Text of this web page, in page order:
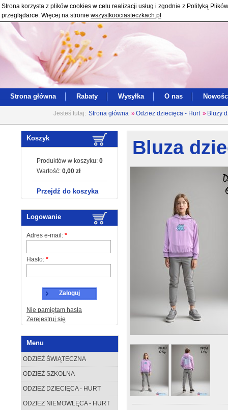
Strona korzysta z plików cookies w celu realizacji usług i zgodnie z Polityką
przeglądarce. Więcej na stronie wszystkoociasteczkach.pl
Strona główna Rabaty Wysyłka O nas
Jesteś tutaj: Strona główna »Odzież dziecięca - Hurt » Bluzy
Koszyk
Produktów w koszyku: 0
Wartość: 0,00 zł
Przejdź do koszyka
Logowanie
Adres e-mail: *
Hasło: *
Zaloguj
Nie pamiętam hasła
Zerejestruj się
Menu
ODZIEŻ ŚWIĄTECZNA
ODZIEŻ SZKOLNA
ODZIEŻ DZIECIĘCA - HURT
ODZIEŻ NIEMOWLĘCA - HURT
Bluza